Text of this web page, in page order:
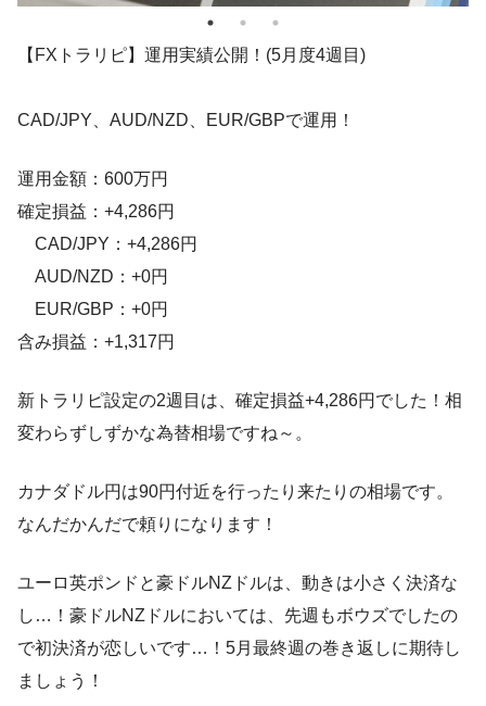
【FXトラリピ】運用実績公開！(5月度4週目)
CAD/JPY、AUD/NZD、EUR/GBPで運用！
運用金額：600万円
確定損益：+4,286円
CAD/JPY：+4,286円
AUD/NZD：+0円
EUR/GBP：+0円
含み損益：+1,317円
新トラリピ設定の2週目は、確定損益+4,286円でした！相
変わらずしずかな為替相場ですね～。
カナダドル円は90円付近を行ったり来たりの相場です。
なんだかんだで頼りになります！
ユーロ英ポンドと豪ドルNZドルは、動きは小さく決済な
し…！豪ドルNZドルにおいては、先週もボウズでしたの
で初決済が恋しいです…！5月最終週の巻き返しに期待し
ましょう！